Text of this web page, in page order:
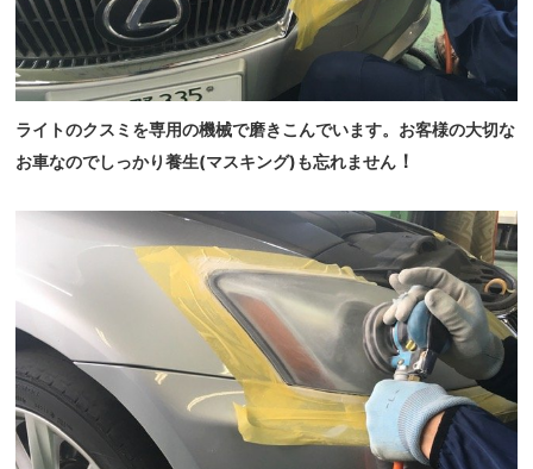
ライトのクスミを専用の機械で磨きこんでいます。お客様の大切な
お車なのでしっかり養生(マスキング)も忘れません ！